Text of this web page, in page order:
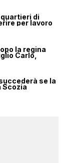
di
per lavoro
la regina
Carlo,
se la
Scozia